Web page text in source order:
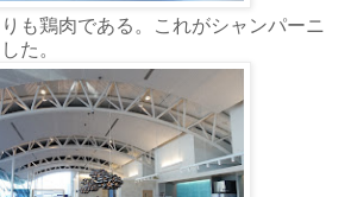
も鶏肉である。これがシャンパーニ
た。